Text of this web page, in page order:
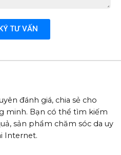
TƯ VẤN
đánh giá, chia sẻ cho
minh. Bạn có thể tìm kiếm
sản phẩm chăm sóc da uy
Internet.